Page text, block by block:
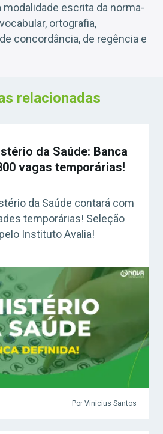
modalidade escrita da norma-
ortografia,
concordância, de regência e
relacionadas
da Saúde: Banca
vagas temporárias!
da Saúde contará com
temporárias! Seleção
Instituto Avalia!
Por Vinicius Santos